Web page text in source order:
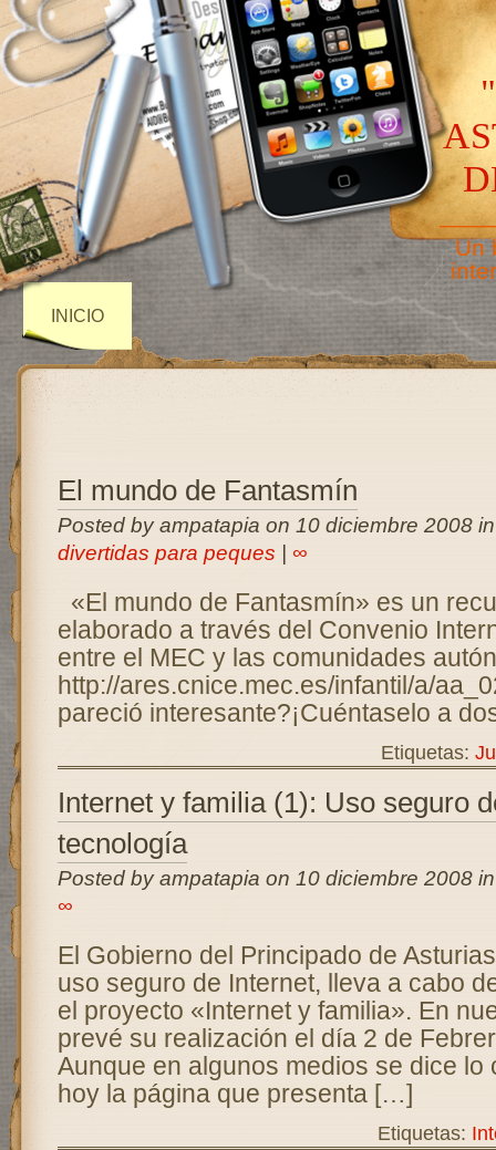
Un
INICIO
El mundo de Fantasmín
Posted by ampatapia on 10 diciembre 2008
divertidas para peques
∞
«El mundo de Fantasmín» es un
elaborado a través del Convenio
entre el MEC y las comunidades
http://ares.cnice.mec.es/infantil/a/
pareció interesante?¡Cuéntaselo a
Etiquetas:
Internet y familia (1): Uso seguro
tecnología
Posted by ampatapia on 10 diciembre 2008
∞
El Gobierno del Principado de
uso seguro de Internet, lleva a cabo
el proyecto «Internet y familia». En
prevé su realización el día 2 de
Aunque en algunos medios se dice lo
hoy la página que presenta […]
Etiquetas: